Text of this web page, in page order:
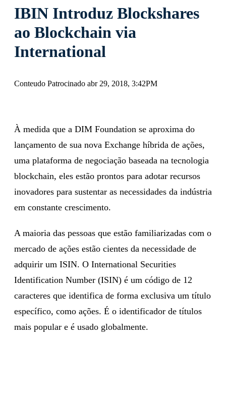
IBIN Introduz Blockshares
ao Blockchain via
International
Conteudo Patrocinado abr 29, 2018, 3:42PM
À medida que a DIM Foundation se aproxima do
lançamento de sua nova Exchange híbrida de ações,
uma plataforma de negociação baseada na tecnologia
blockchain, eles estão prontos para adotar recursos
inovadores para sustentar as necessidades da indústria
em constante crescimento.
A maioria das pessoas que estão familiarizadas com o
mercado de ações estão cientes da necessidade de
adquirir um ISIN. O International Securities
Identification Number (ISIN) é um código de 12
caracteres que identifica de forma exclusiva um título
específico, como ações. É o identificador de títulos
mais popular e é usado globalmente.